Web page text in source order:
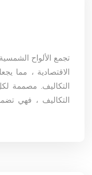
تجمع الألواح
الاقتصادية ، مما
التكاليف. مصممة
التكاليف ، فهي